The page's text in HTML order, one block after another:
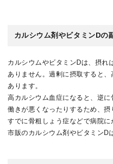
カルシウム剤やビタミンDの
カルシウムやビタミンDは、摂れ
ありません。過剰に摂取すると
あります。
高カルシウム血症になると、逆
働きが悪くなったりするため、摂
すでに骨粗しょう症などで病院に
市販のカルシウム剤やビタミンD